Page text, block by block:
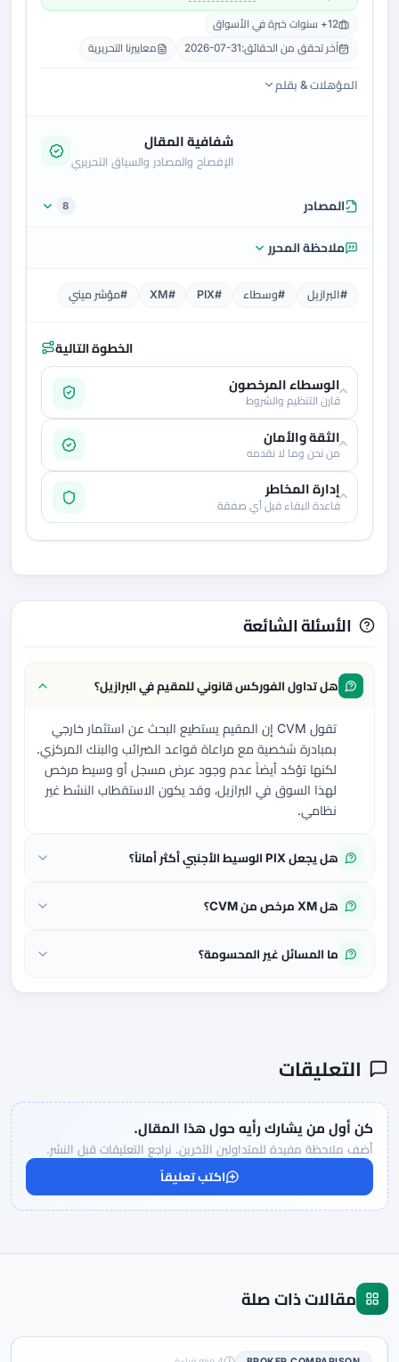
12+ سنوات خبرة في الأسواق
آخر تحقق من الحقائق:2026-07-31 معاييرنا التحريرية
المؤهلات & بقلم
شفافية المقال
الإفصاح والمصادر والسياق التحريري
المصادر 8
ملاحظة المحرر
#البرازيل #وسطاء #PIX
#XM #مؤشر ميني
الخطوة التالية
الوسطاء المرخصون
قارن التنظيم والشروط
الثقة والأمان
من نحن وما لا نقدمه
إدارة المخاطر
قاعدة البقاء قبل أي صفقة
الأسئلة الشائعة
هل تداول الفوركس قانوني للمقيم في البرازيل؟
تقول CVM إن المقيم يستطيع البحث عن استثمار خارجي
بمبادرة شخصية مع مراعاة قواعد الضرائب والبنك المركزي.
لكنها تؤكد أيضاً عدم وجود عرض مسجل أو وسيط مرخص
لهذا السوق في البرازيل، وقد يكون الاستقطاب النشط غير
نظامي.
هل يجعل PIX الوسيط الأجنبي أكثر أماناً؟
هل XM مرخص من CVM؟
ما المسائل غير المحسومة؟
التعليقات
كن أول من يشارك رأيه حول هذا المقال.
أضف ملاحظة مفيدة للمتداولين الآخرين. نراجع التعليقات قبل النشر.
اكتب تعليقاً
مقالات ذات صلة